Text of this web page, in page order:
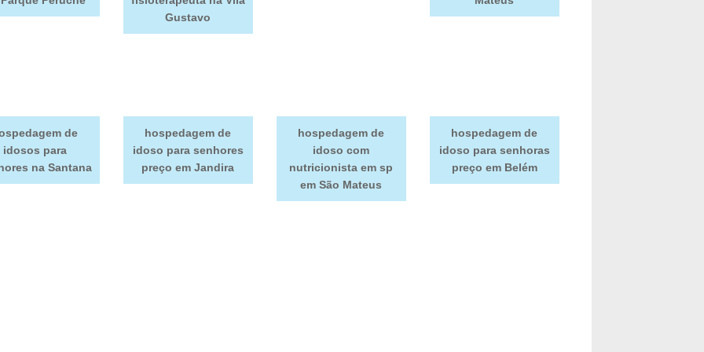
Gustavo
de
idosos para
na Santana
hospedagem de
idoso para senhores
preço em Jandira
hospedagem de
idoso com
nutricionista em sp
em São Mateus
hospedagem de
idoso para senhoras
preço em Belém